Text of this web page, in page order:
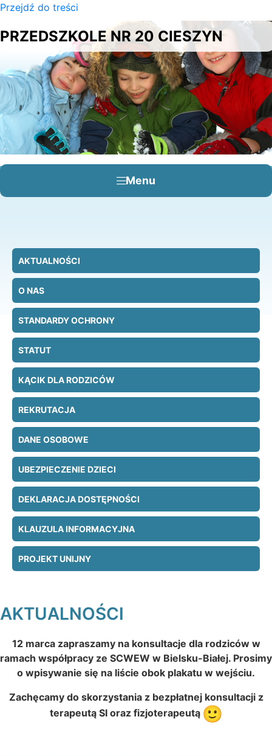
Przejdź do treści
PRZEDSZKOLE NR 20 CIESZYN
Menu
×
AKTUALNOŚCI
O NAS
STANDARDY OCHRONY
STATUT
KĄCIK DLA RODZICÓW
REKRUTACJA
DANE OSOBOWE
UBEZPIECZENIE DZIECI
DEKLARACJA DOSTĘPNOŚCI
KLAUZULA INFORMACYJNA
PROJEKT UNIJNY
AKTUALNOŚCI
12 marca zapraszamy na konsultacje dla rodziców w
ramach współpracy ze SCWEW w Bielsku-Białej. Prosimy
o wpisywanie się na liście obok plakatu w wejściu.
Zachęcamy do skorzystania z bezpłatnej konsultacji z
terapeutą SI oraz fizjoterapeutą